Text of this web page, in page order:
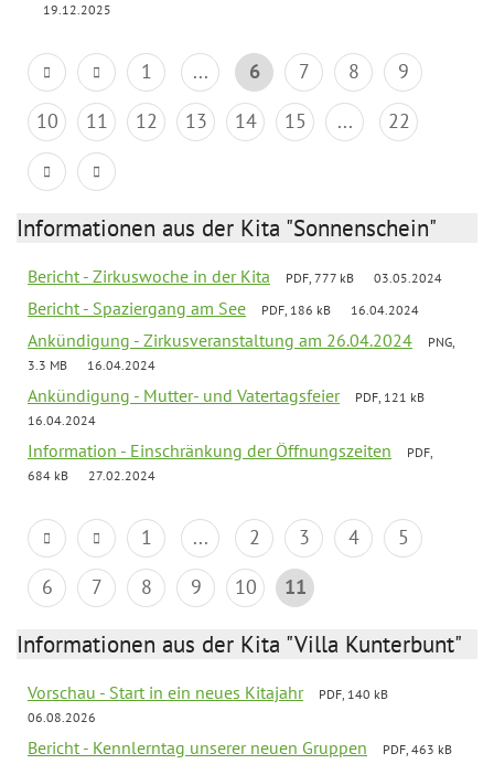
19.12.2025
1 ... 6 7 8
9
10
11 12 13 14 15 ... 22
Informationen aus der Kita "Sonnenschein"
Bericht - Zirkuswoche in der Kita PDF, 777 kB 03.05.2024
Bericht - Spaziergang am See PDF, 186 kB 16.04.2024
Ankündigung - Zirkusveranstaltung am 26.04.2024
PNG,
3.3 MB
16.04.2024
Ankündigung - Mutter- und Vatertagsfeier
PDF, 121 kB
16.04.2024
Information - Einschränkung der Öffnungszeiten
PDF,
684 kB
27.02.2024
1 ... 2 3 4
5
6
7 8 9 10 11
Informationen aus der Kita "Villa Kunterbunt"
Vorschau - Start in ein neues Kitajahr
PDF, 140 kB
06.08.2026
Bericht - Kennlerntag unserer neuen Gruppen PDF, 463 kB